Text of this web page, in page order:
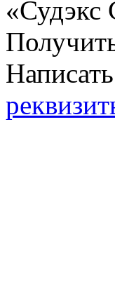
«Судэкс
Написать